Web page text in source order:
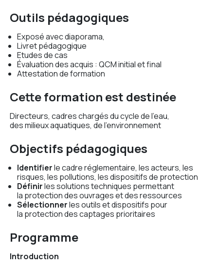
Outils pédagogiques
Exposé avec diaporama,
Livret pédagogique
Etudes de cas
Évaluation des acquis : QCM initial et final
Attestation de formation
Cette formation est destinée
Directeurs, cadres chargés du cycle de l’eau,
des milieux aquatiques, de l’environnement
Objectifs pédagogiques
Identifierle cadre réglementaire, les acteurs, les
risques, les pollutions, les dispositifs de protection
Définirles solutions techniques permettant
la protection des ouvrages et des ressources
Sélectionnerles outils et dispositifs pour
la protection des captages prioritaires
Programme
Introduction